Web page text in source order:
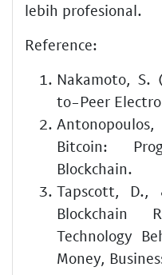
lebih profesional.
Reference:
Nakamoto,
to-Peer
Bitcoin:
Blockchain.
Tapscott, D.,
Blockchain
Technology
Money,